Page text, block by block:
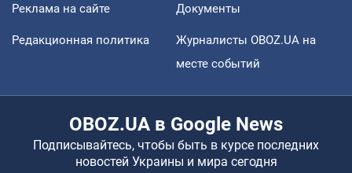
Реклама на сайте Документы
Редакционная политика
Журналисты OBOZ.UA на
месте событий
OBOZ.UA в Google News
Подписывайтесь, чтобы быть в курсе последних
новостей Украины и мира сегодня